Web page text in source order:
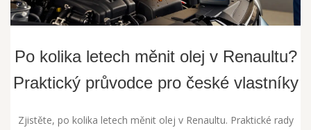
Po kolika letech měnit olej v Renaultu?
Praktický průvodce pro české vlastníky
Zjistěte, po kolika letech měnit olej v Renaultu. Praktické rady